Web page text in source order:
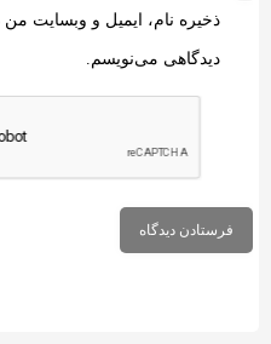
ذخیره نام، ایمیل و وبسایت من در
دیدگاهی می‌نویسم.